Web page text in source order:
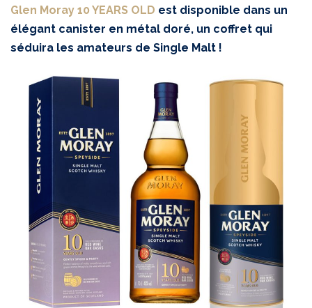
Glen Moray 10 YEARS OLD est disponible dans un
élégant canister en métal doré, un coffret qui
séduira les amateurs de Single Malt !